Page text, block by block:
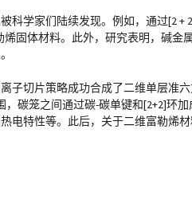
科学家们陆续发现。例如，通过[2
固体材料。此外，研究表明，碱金
子切片策略成功合成了二维单层准六
碳笼之间通过碳-碳单键和[2+2]环
电特性等。此后，关于二维富勒烯